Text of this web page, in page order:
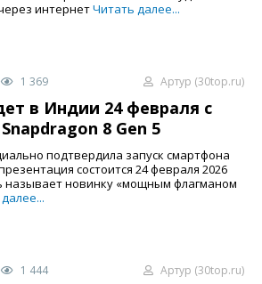
интернетЧитать далее...
1 369 Артур (30top.ru)
в Индии 24 февраля с
8 Gen 5
подтвердила запуск смартфона
состоится 24 февраля 2026
называет новинку «мощным флагманом
1 444 Артур (30top.ru)